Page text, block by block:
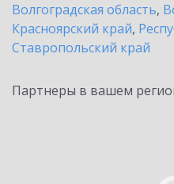
Волгоградская область,
Красноярский край,
Ставропольский край
Партнеры в вашем